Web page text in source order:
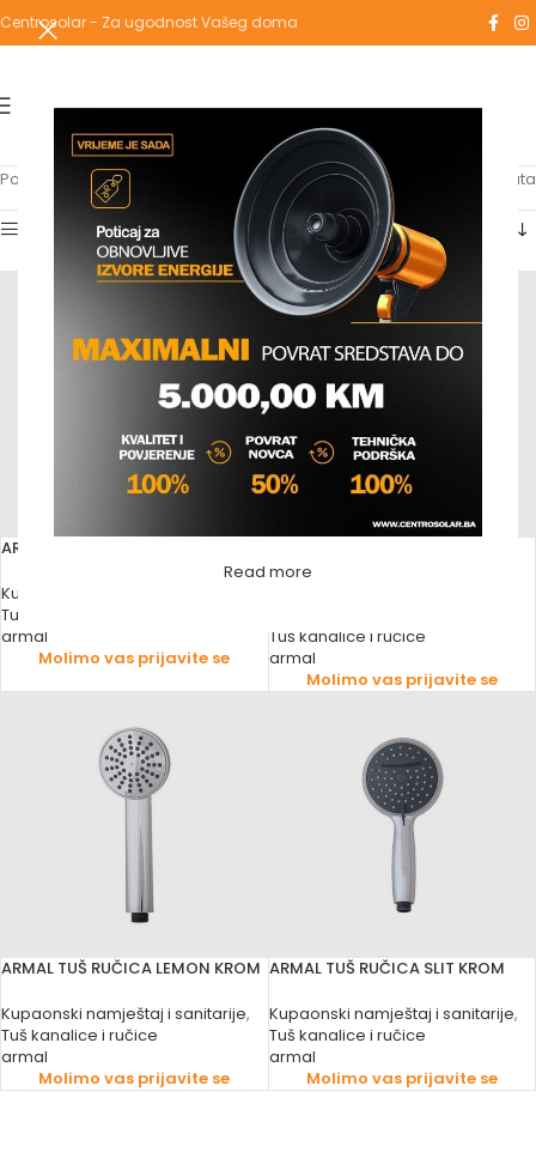
Read more
Centrosolar - Za ugodnost Vašeg doma
Početna Proizvodi označeni “TUČ RUČICA” Prikaz svih 4 rezultata
Show sidebar
ARMAL TUŠ CRIJEVO FLEXY KROM
Kupaonski namještaj i sanitarije
Tuš kanalice i ručice
armal
Molimo vas prijavite se
KROM
Tuš kanalice i ručice
armal
Molimo vas prijavite se
ARMAL TUŠ RUČICA LEMON KROM
Kupaonski namještaj i sanitarije,
Tuš kanalice i ručice
armal
Molimo vas prijavite se
ARMAL TUŠ RUČICA SLIT KROM
Kupaonski namještaj i sanitarije,
Tuš kanalice i ručice
armal
Molimo vas prijavite se